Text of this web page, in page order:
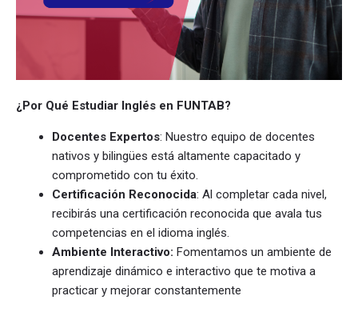
¿Por Qué Estudiar Inglés en FUNTAB?
Docentes Expertos: Nuestro equipo de docentes
nativos y bilingües está altamente capacitado y
comprometido con tu éxito.
Certificación Reconocida: Al completar cada nivel,
recibirás una certificación reconocida que avala tus
competencias en el idioma inglés.
Ambiente Interactivo: Fomentamos un ambiente de
aprendizaje dinámico e interactivo que te motiva a
practicar y mejorar constantemente